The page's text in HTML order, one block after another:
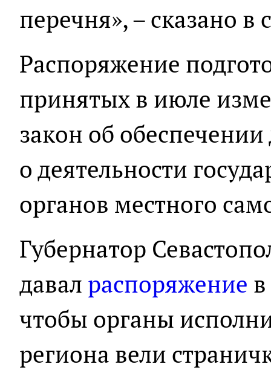
перечня», – сказано
Распоряжение
принятых в июле
закон об
о деятельности
органов местного
Губернатор
давал распоряжение
чтобы органы
региона вели